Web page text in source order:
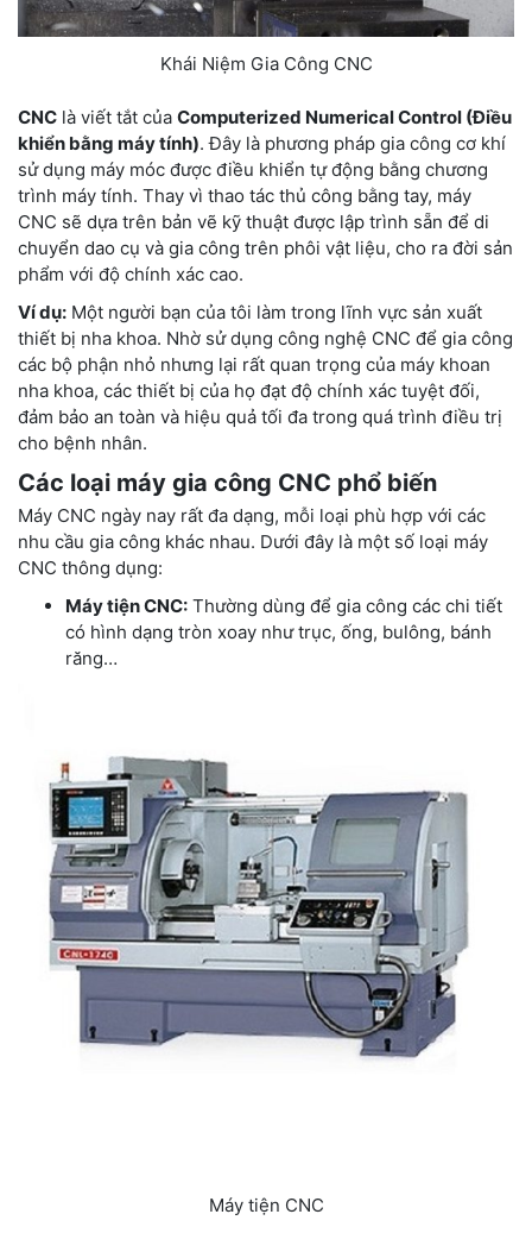
Khái Niệm Gia Công CNC
CNC là viết tắt của Computerized Numerical Control (Điều
khiển bằng máy tính). Đây là phương pháp gia công cơ khí
sử dụng máy móc được điều khiển tự động bằng chương
trình máy tính. Thay vì thao tác thủ công bằng tay, máy
CNC sẽ dựa trên bản vẽ kỹ thuật được lập trình sẵn để di
chuyển dao cụ và gia công trên phôi vật liệu, cho ra đời sản
phẩm với độ chính xác cao.
Ví dụ: Một người bạn của tôi làm trong lĩnh vực sản xuất
thiết bị nha khoa. Nhờ sử dụng công nghệ CNC để gia công
các bộ phận nhỏ nhưng lại rất quan trọng của máy khoan
nha khoa, các thiết bị của họ đạt độ chính xác tuyệt đối,
đảm bảo an toàn và hiệu quả tối đa trong quá trình điều trị
cho bệnh nhân.
Các loại máy gia công CNC phổ biến
Máy CNC ngày nay rất đa dạng, mỗi loại phù hợp với các
nhu cầu gia công khác nhau. Dưới đây là một số loại máy
CNC thông dụng:
Máy tiện CNC: Thường dùng để gia công các chi tiết
có hình dạng tròn xoay như trục, ống, bulông, bánh
răng…
Máy tiện CNC